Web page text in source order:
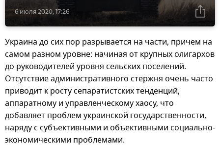
6 июля 2020, 17:26
Украина до сих пор разрывается на части, причем на
самом разном уровне: начиная от крупных олигархов
до руководителей уровня сельских поселений.
Отсутствие административного стержня очень часто
приводит к росту сепаратистских тенденций,
аппаратному и управленческому хаосу, что
добавляет проблем украинской государственности,
наряду с субъективными и объективными социально-
экономическими проблемами.